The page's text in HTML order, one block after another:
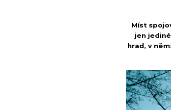
Míst
jen
hrad, v